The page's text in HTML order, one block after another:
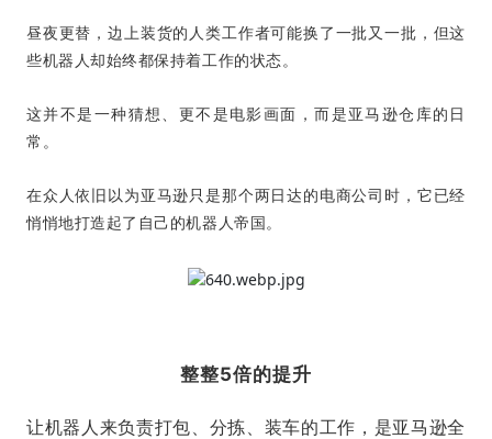
昼夜更替，边上装货的人类工作者可能换了一批又一批，但这
些机器人却始终都保持着工作的状态。
这并不是一种猜想、更不是电影画面，而是亚马逊仓库的日
常。
在众人依旧以为亚马逊只是那个两日达的电商公司时，它已经
悄悄地打造起了自己的机器人帝国。
整整5倍的提升
让机器人来负责打包、分拣、装车的工作，是亚马逊全